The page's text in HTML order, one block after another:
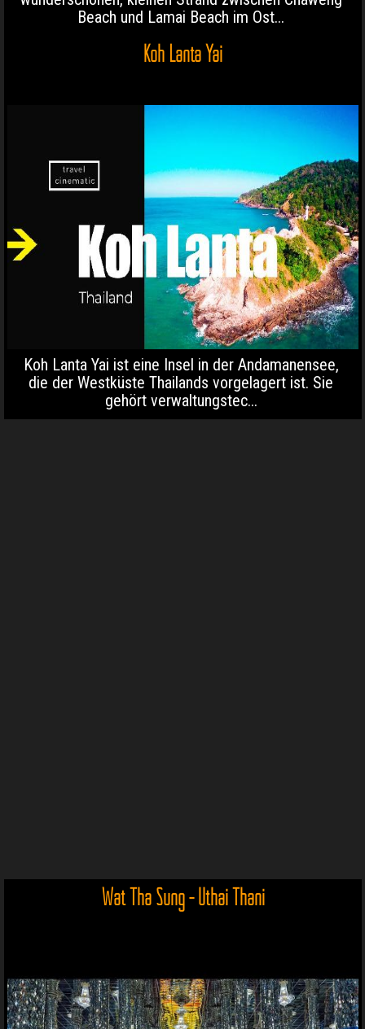
Beach und Lamai Beach im Ost...
Koh Lanta Yai
Koh Lanta Yai ist eine Insel in der Andamanensee,
die der Westküste Thailands vorgelagert ist. Sie
gehört verwaltungstec...
Wat Tha Sung - Uthai Thani